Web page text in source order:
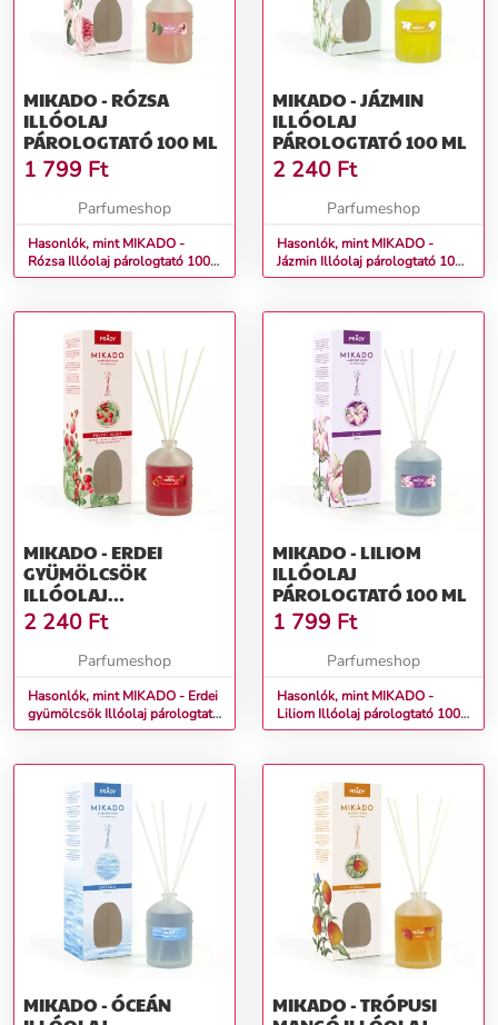
MIKADO - RÓZSA
ILLÓOLAJ
PÁROLOGTATÓ 100 ML
1 799 Ft
Parfumeshop
Hasonlók, mint MIKADO -
Rózsa Illóolaj párologtató 100
ml
MIKADO - JÁZMIN
ILLÓOLAJ
PÁROLOGTATÓ 100 ML
2 240 Ft
Parfumeshop
Hasonlók, mint MIKADO -
Jázmin Illóolaj párologtató 100
ml
MIKADO - ERDEI
GYÜMÖLCSÖK
ILLÓOLAJ
PÁROLOGTATÓ 100 ML
2 240 Ft
Parfumeshop
Hasonlók, mint MIKADO - Erdei
gyümölcsök Illóolaj párologtató
100 ml
MIKADO - LILIOM
ILLÓOLAJ
PÁROLOGTATÓ 100 ML
1 799 Ft
Parfumeshop
Hasonlók, mint MIKADO -
Liliom Illóolaj párologtató 100
ml
MIKADO - ÓCEÁN
MIKADO - TRÓPUSI